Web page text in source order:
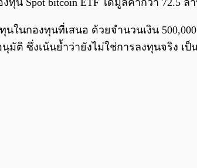
น Spot bitcoin ETF ได้มูลค่ากว่า 72.5 ล้
ในกองทุนที่เสนอ ด้วยจำนวนเงิน
ติ ซึ่งเน้นย้ำว่ายังไม่ใช่การลงทุนจริง เป็